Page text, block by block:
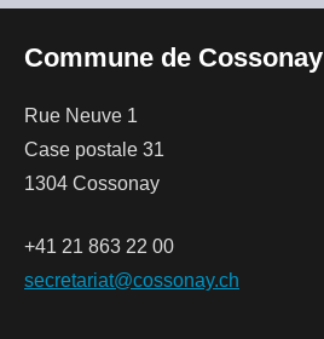
Commune de Cossonay
Rue Neuve 1
Case postale 31
1304 Cossonay
+41 21 863 22 00
secretariat@cossonay.ch